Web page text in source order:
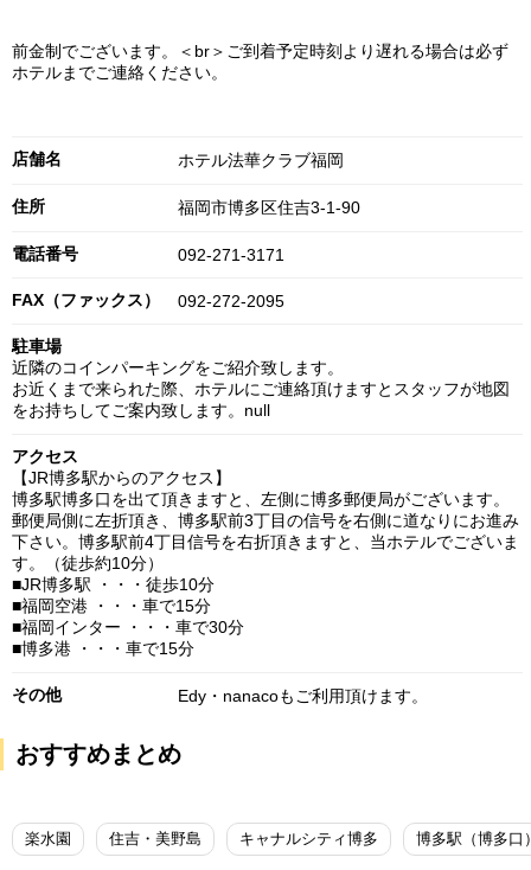
前金制でございます。＜br＞ご到着予定時刻より遅れる場合は必ず
ホテルまでご連絡ください。
店舗名 ホテル法華クラブ福岡
住所 福岡市博多区住吉3-1-90
電話番号 092-271-3171
FAX（ファックス） 092-272-2095
駐車場
近隣のコインパーキングをご紹介致します。
お近くまで来られた際、ホテルにご連絡頂けますとスタッフが地図
をお持ちしてご案内致します。null
アクセス
【JR博多駅からのアクセス】
博多駅博多口を出て頂きますと、左側に博多郵便局がございます。
郵便局側に左折頂き、博多駅前3丁目の信号を右側に道なりにお進み
下さい。博多駅前4丁目信号を右折頂きますと、当ホテルでございま
す。（徒歩約10分）
■JR博多駅 ・・・徒歩10分
■福岡空港 ・・・車で15分
■福岡インター ・・・車で30分
■博多港 ・・・車で15分
その他 Edy・nanacoもご利用頂けます。
おすすめまとめ
楽水園 住吉・美野島 キャナルシティ博多 博多駅（博多口